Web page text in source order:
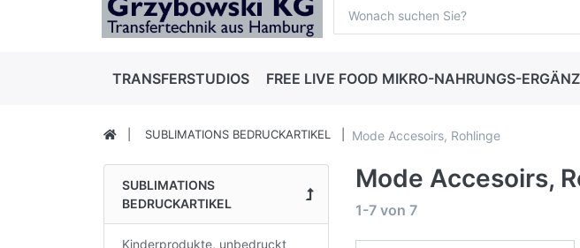
TRANSFERSTUDIOS FREE LIVE FOOD MIKRO-NAHRUNGS-
SUBLIMATIONS BEDRUCKARTIKEL Mode Accesoirs, Rohlinge
SUBLIMATIONS
BEDRUCKARTIKEL
Kinderprodukte, unbedruckt
Mode Accesoirs,
1-7 von 7